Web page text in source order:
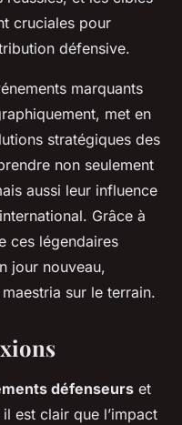
cruciales pour
défensive.
marquants
met en
stratégiques des
non seulement
aussi leur influence
Grâce à
ces légendaires
jour nouveau,
sur le terrain.
défenseurs et
il est clair que l’impact